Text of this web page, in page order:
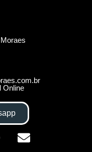
Online